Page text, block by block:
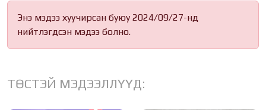
Энэ мэдээ хуучирсан буюу 2024/09/27-нд
нийтлэгдсэн мэдээ болно.
ТӨСТЭЙ МЭДЭЭЛЛҮҮД: